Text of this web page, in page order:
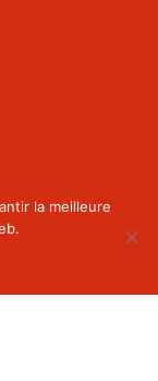
la meilleure